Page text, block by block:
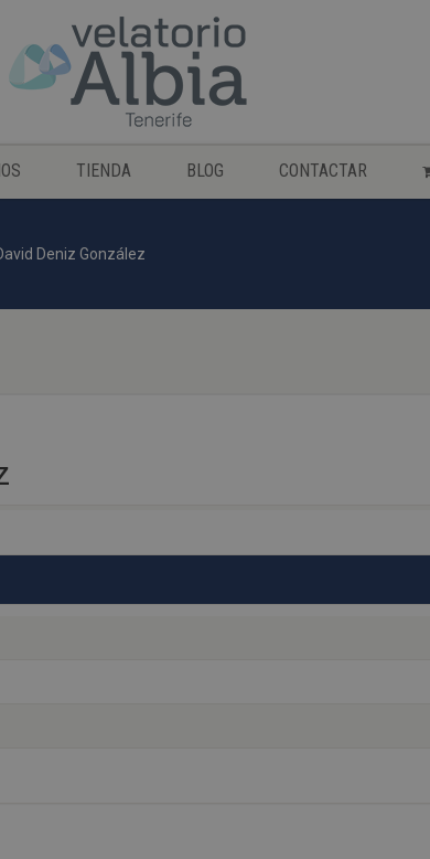
TIENDA BLOG CONTACTAR
Deniz González